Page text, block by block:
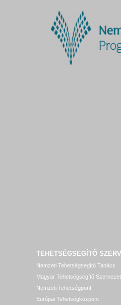
TEHETSÉGSEGÍTŐ
Nemzeti Tehetségsegítő Tanács
Magyar Tehetségsegítő
Nemzeti Tehetségpont
Európai Tehetségközpont